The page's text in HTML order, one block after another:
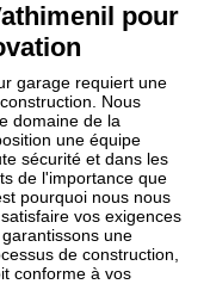
pour
garage requiert une
Nous
domaine de la
une équipe
sécurité et dans les
de l'importance que
pourquoi nous nous
vos exigences
une
de construction,
conforme à vos